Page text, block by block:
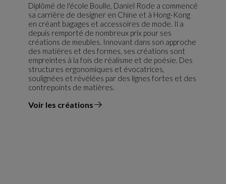
Diplômé de l'école Boulle, Daniel Rode a commencé
sa carrière de designer en Chine et à Hong-Kong
en créant bagages et accessoires de mode. Il a
depuis remporté de nombreux prix pour ses
créations de meubles. Innovant dans son approche
des matières et des formes, ses créations sont
empreintes à la fois de réalisme et de poésie. Des
structures ergonomiques et évocatrices,
soulignées et révélées par des lignes fortes et des
contrepoints de matières.
Voir les créations
du designer